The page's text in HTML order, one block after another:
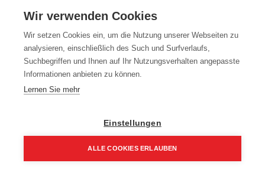
346,00€
415,20 € inkl. Mwst
346,00 € / Stk.
In den Einkaufskorb
Wir verwenden Cookies
Wir setzen Cookies ein, um die Nutzung unserer Webseiten zu
analysieren, einschließlich des Such und Surfverlaufs,
Suchbegriffen und Ihnen auf Ihr Nutzungsverhalten angepasste
Informationen anbieten zu können.
Lernen Sie mehr
Einstellungen
ALLE COOKIES ERLAUBEN